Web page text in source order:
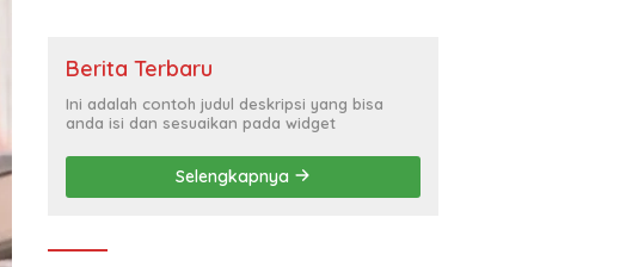
Berita Terbaru
Ini adalah contoh judul deskripsi yang bisa
anda isi dan sesuaikan pada widget
Selengkapnya